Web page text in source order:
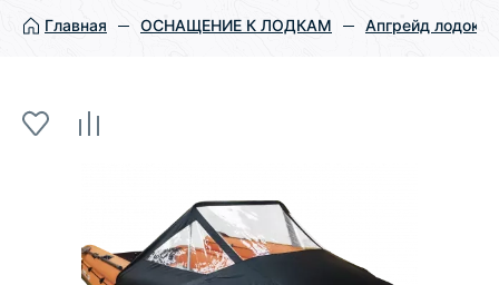
Главная ОСНАЩЕНИЕ К ЛОДКАМ Апгрейд лодок